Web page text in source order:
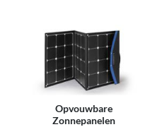
Opvouwbare
Zonnepanelen